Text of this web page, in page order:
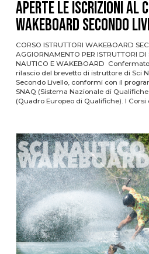
APERTE LE ISCRIZIONI AL
WAKEBOARD SECONDO
CORSO ISTRUTTORI WAKEBOARD
AGGIORNAMENTO PER ISTRUTTORI
NAUTICO E WAKEBOARD
rilascio del brevetto di istruttore di Sci
Secondo Livello, conformi con il
SNAQ (Sistema Nazionale di
(Quadro Europeo di Qualifiche). I Corsi